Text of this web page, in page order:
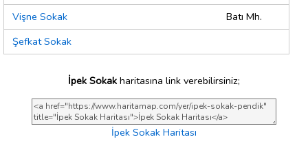
Vişne Sokak
Batı Mh.
Şefkat Sokak
İpek Sokak haritasına link verebilirsiniz;
İpek Sokak Haritası